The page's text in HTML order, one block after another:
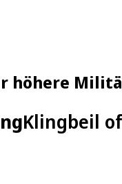
höhere
Klingbeil